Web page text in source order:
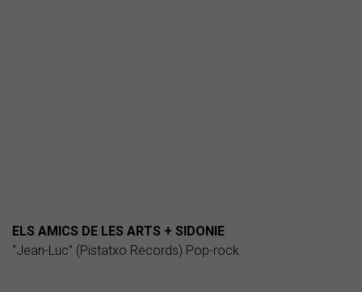
ELS AMICS DE LES ARTS + SIDONIE
“Jean-Luc” (Pistatxo Records) Pop-rock